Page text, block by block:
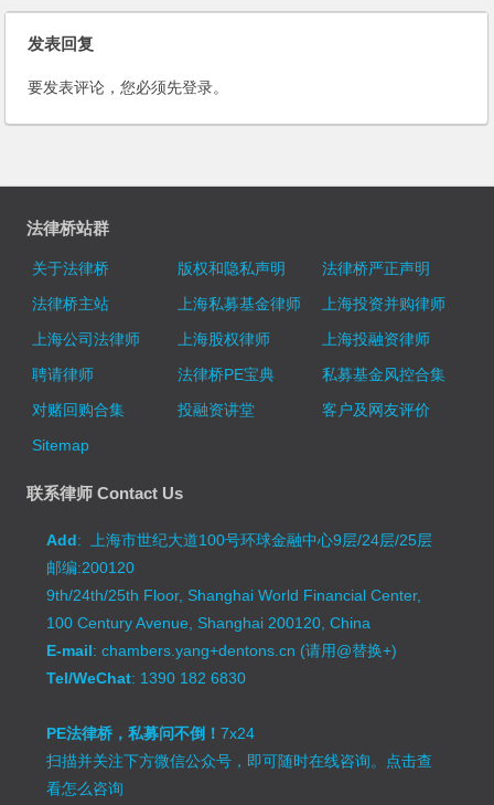
on Legal Due Diligence
发表回复
要发表评论，您必须先登录。
法律桥站群
关于法律桥 版权和隐私声明
法律桥严正声明
法律桥主站
上海私募基金律师
上海投资并购律师
上海公司法律师
上海股权律师
上海投融资律师
聘请律师
法律桥PE宝典
私募基金风控合集
对赌回购合集
投融资讲堂
客户及网友评价
Sitemap
联系律师 Contact Us
Add: 上海市世纪大道100号环球金融中心9层/24层/25层
邮编:200120
9th/24th/25th Floor, Shanghai World Financial Center,
100 Century Avenue, Shanghai 200120, China
E-mail: chambers.yang+dentons.cn (请用@替换+)
Tel/WeChat: 1390 182 6830
PE法律桥，私募问不倒！7x24
扫描并关注下方微信公众号，即可随时在线咨询。 点击查
看怎么咨询